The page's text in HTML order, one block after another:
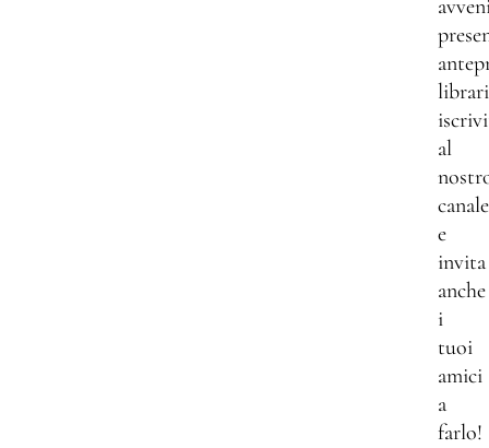
al
canale
e
invita
anche
i
tuoi
amici
a
farlo!